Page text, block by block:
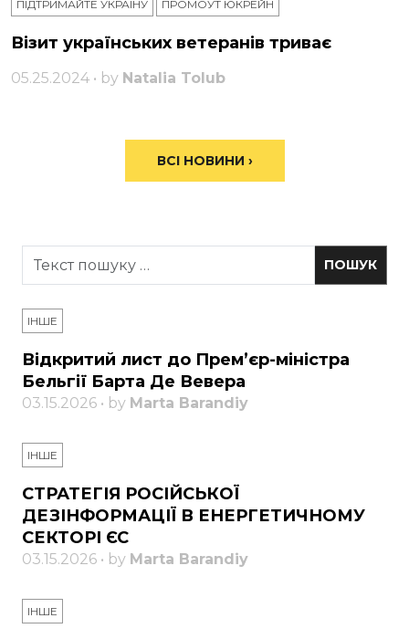
ПІДТРИМАЙТЕ УКРАЇНУ ПРОМОУТ ЮКРЕЙН
Візит українських ветеранів триває
05.25.2024 • by Natalia Tolub
ВСІ НОВИНИ ›
ІНШЕ
Відкритий лист до Прем’єр-міністра
Бельгії Барта Де Вевера
03.15.2026 • by Marta Barandiy
ІНШЕ
СТРАТЕГІЯ РОСІЙСЬКОЇ
ДЕЗІНФОРМАЦІЇ В ЕНЕРГЕТИЧНОМУ
СЕКТОРІ ЄС
03.15.2026 • by Marta Barandiy
ІНШЕ